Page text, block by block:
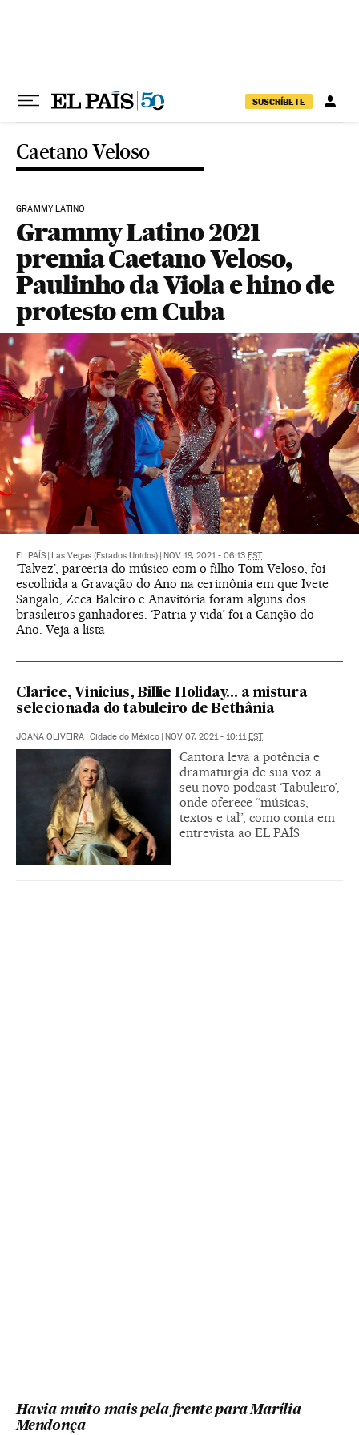
SUSCRÍBETE
Caetano Veloso
GRAMMY LATINO
Grammy Latino 2021
premia Caetano Veloso,
Paulinho da Viola e hino de
protesto em Cuba
EL PAÍS Las Vegas (Estados Unidos) NOV 19, 2021 - 06:13 EST
‘Talvez’, parceria do músico com o filho Tom Veloso, foi
escolhida a Gravação do Ano na cerimônia em que Ivete
Sangalo, Zeca Baleiro e Anavitória foram alguns dos
brasileiros ganhadores. ‘Patria y vida’ foi a Canção do
Ano. Veja a lista
Clarice, Vinicius, Billie Holiday... a mistura
selecionada do tabuleiro de Bethânia
JOANA OLIVEIRA Cidade do México NOV 07, 2021 - 10:11 EST
Cantora leva a potência e
dramaturgia de sua voz a
seu novo podcast ‘Tabuleiro’,
onde oferece “músicas,
textos e tal”, como conta em
entrevista ao EL PAÍS
Havia muito mais pela frente para Marília
Mendonça